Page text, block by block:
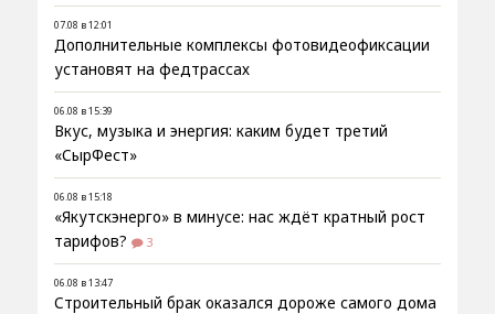
07.08 в 12:01
Дополнительные комплексы фотовидеофиксации
установят на федтрассах
06.08 в 15:39
Вкус, музыка и энергия: каким будет третий
«СырФест»
06.08 в 15:18
«Якутскэнерго» в минусе: нас ждёт кратный рост
тарифов?
3
06.08 в 13:47
Строительный брак оказался дороже самого дома